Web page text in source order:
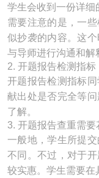
学生会收到一份详细
需要注意的是，一
似抄袭的内容。这
与导师进行沟通和解
2. 开题报告检测指标
开题报告检测指标
献出处是否完全等
了解。
3. 开题报告查重需要
一般地，学生所提
不同。不过，对于
较实惠。学生需要在